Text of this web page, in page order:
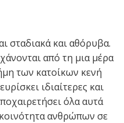
σταδιακά και αθόρυβα.
από τη μια μέρα
των κατοίκων κενή
ιδιαίτερες και
όλα αυτά
ανθρώπων σε